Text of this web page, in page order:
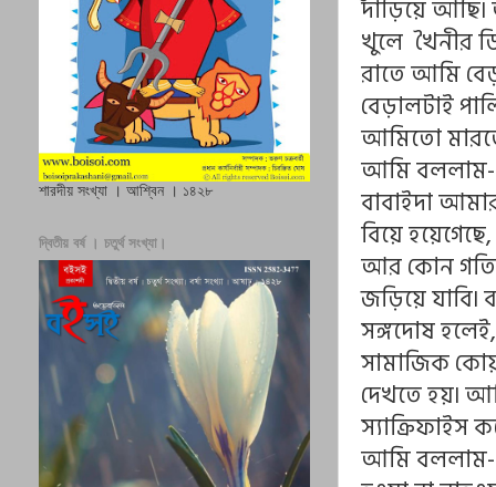
দাঁড়িয়ে আছি৷
খুলে খৈনীর
রাতে আমি
বেড়ালটাই
আমিতো
আমি বললাম-
বাবাইদা
বিয়ে
আর কোন গতি
জড়িয়ে
সঙ্গদোষ
সামাজিক
দেখতে হয়৷
স্যাক্রিফাইস
আমি বললাম-
শারদীয় সংখ্যা । আশ্বিন । ১৪২৮
দ্বিতীয় বর্ষ । চতুর্থ সংখ্যা।